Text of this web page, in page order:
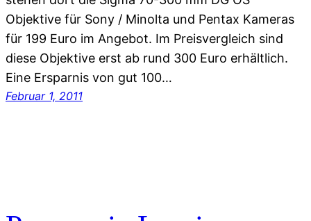
Objektive für Sony / Minolta und Pentax Kameras
für 199 Euro im Angebot. Im Preisvergleich sind
diese Objektive erst ab rund 300 Euro erhältlich.
Eine Ersparnis von gut 100…
Februar 1, 2011